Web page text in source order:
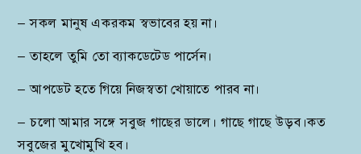
– সকল মানুষ একরকম স্বভাবের হয় না।
– তাহলে তুমি তো ব্যাকডেটেড পার্সেন।
– আপডেট হতে গিয়ে নিজস্বতা খোয়াতে পারব না।
– চলো আমার সঙ্গে সবুজ গাছের ডালে। গাছে গাছে উড়ব।কত
সবুজের মুখোমুখি হব।